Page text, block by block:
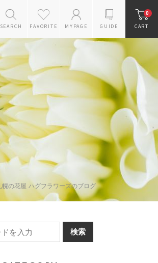
アレンジメント
プリザーブドフラワー
お供えギフトセット
ドライフラワー
花瓶
スタンドフラワー
SEARCH FAVORITE MYPAGE GUIDE
0
CART
幌の花屋 ハグフラワーズのブログ